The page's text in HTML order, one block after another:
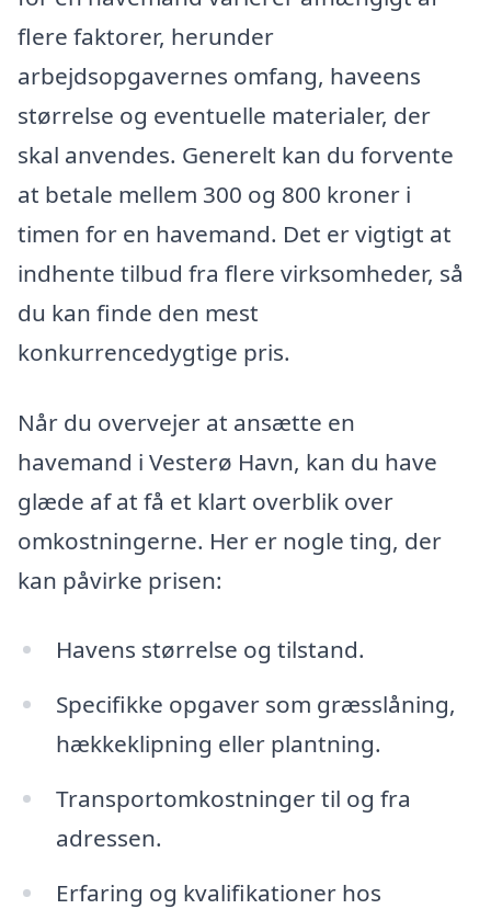
flere faktorer, herunder
arbejdsopgavernes omfang, haveens
størrelse og eventuelle materialer, der
skal anvendes. Generelt kan du forvente
at betale mellem 300 og 800 kroner i
timen for en havemand. Det er vigtigt at
indhente tilbud fra flere virksomheder, så
du kan finde den mest
konkurrencedygtige pris.
Når du overvejer at ansætte en
havemand i Vesterø Havn, kan du have
glæde af at få et klart overblik over
omkostningerne. Her er nogle ting, der
kan påvirke prisen:
Havens størrelse og tilstand.
Specifikke opgaver som græsslåning,
hækkeklipning eller plantning.
Transportomkostninger til og fra
adressen.
Erfaring og kvalifikationer hos